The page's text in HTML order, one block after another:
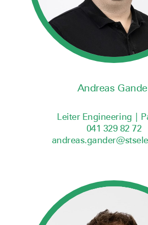
Andreas
Leiter Engineering |
041 329 82 72